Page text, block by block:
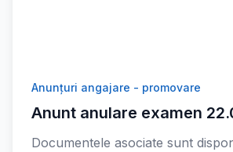
Anunțuri angajare - promovare
Anunt anulare examen
Documentele asociate sunt